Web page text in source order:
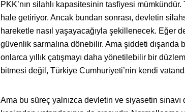
PKK’nın silahlı kapasitesinin tasfiyesi
hale getiriyor. Ancak bundan sonrası, devletin
hareketle nasıl yaşayacağıyla şekillenecek. Eğer
güvenlik sarmalına dönebilir. Ama şiddeti
onlarca yıllık çatışmayı daha yönetilebilir bir
bitmesi değil, Türkiye Cumhuriyeti’nin kendi
Ama bu süreç yalnızca devletin ve siyasetin